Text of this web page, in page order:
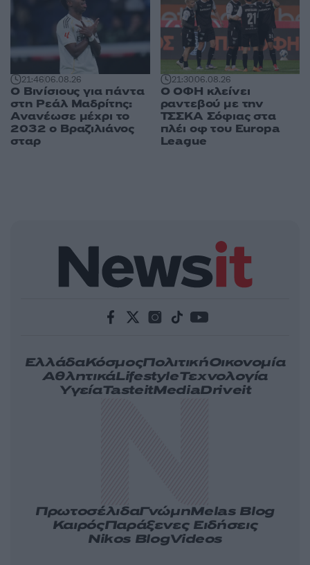
21:4606.08.26
Ο Βινίσιους για πάντα
στη Ρεάλ Μαδρίτης:
Ανανέωσε μέχρι το
2032 ο Βραζιλιάνος
σταρ
21:3006.08.26
Ο ΟΦΗ κλείνει
ραντεβού με την
ΤΣΣΚΑ Σόφιας στα
πλέι οφ του Europa
League
ΕλλάδαΚόσμοςΠολιτικήΟικονομία
ΑθλητικάLifestyleΤεχνολογία
ΥγείαTasteitMediaDriveit
ΠρωτοσέλιδαΓνώμηMelas Blog
ΚαιρόςΠαράξενες Ειδήσεις
Nikos BlogVideos